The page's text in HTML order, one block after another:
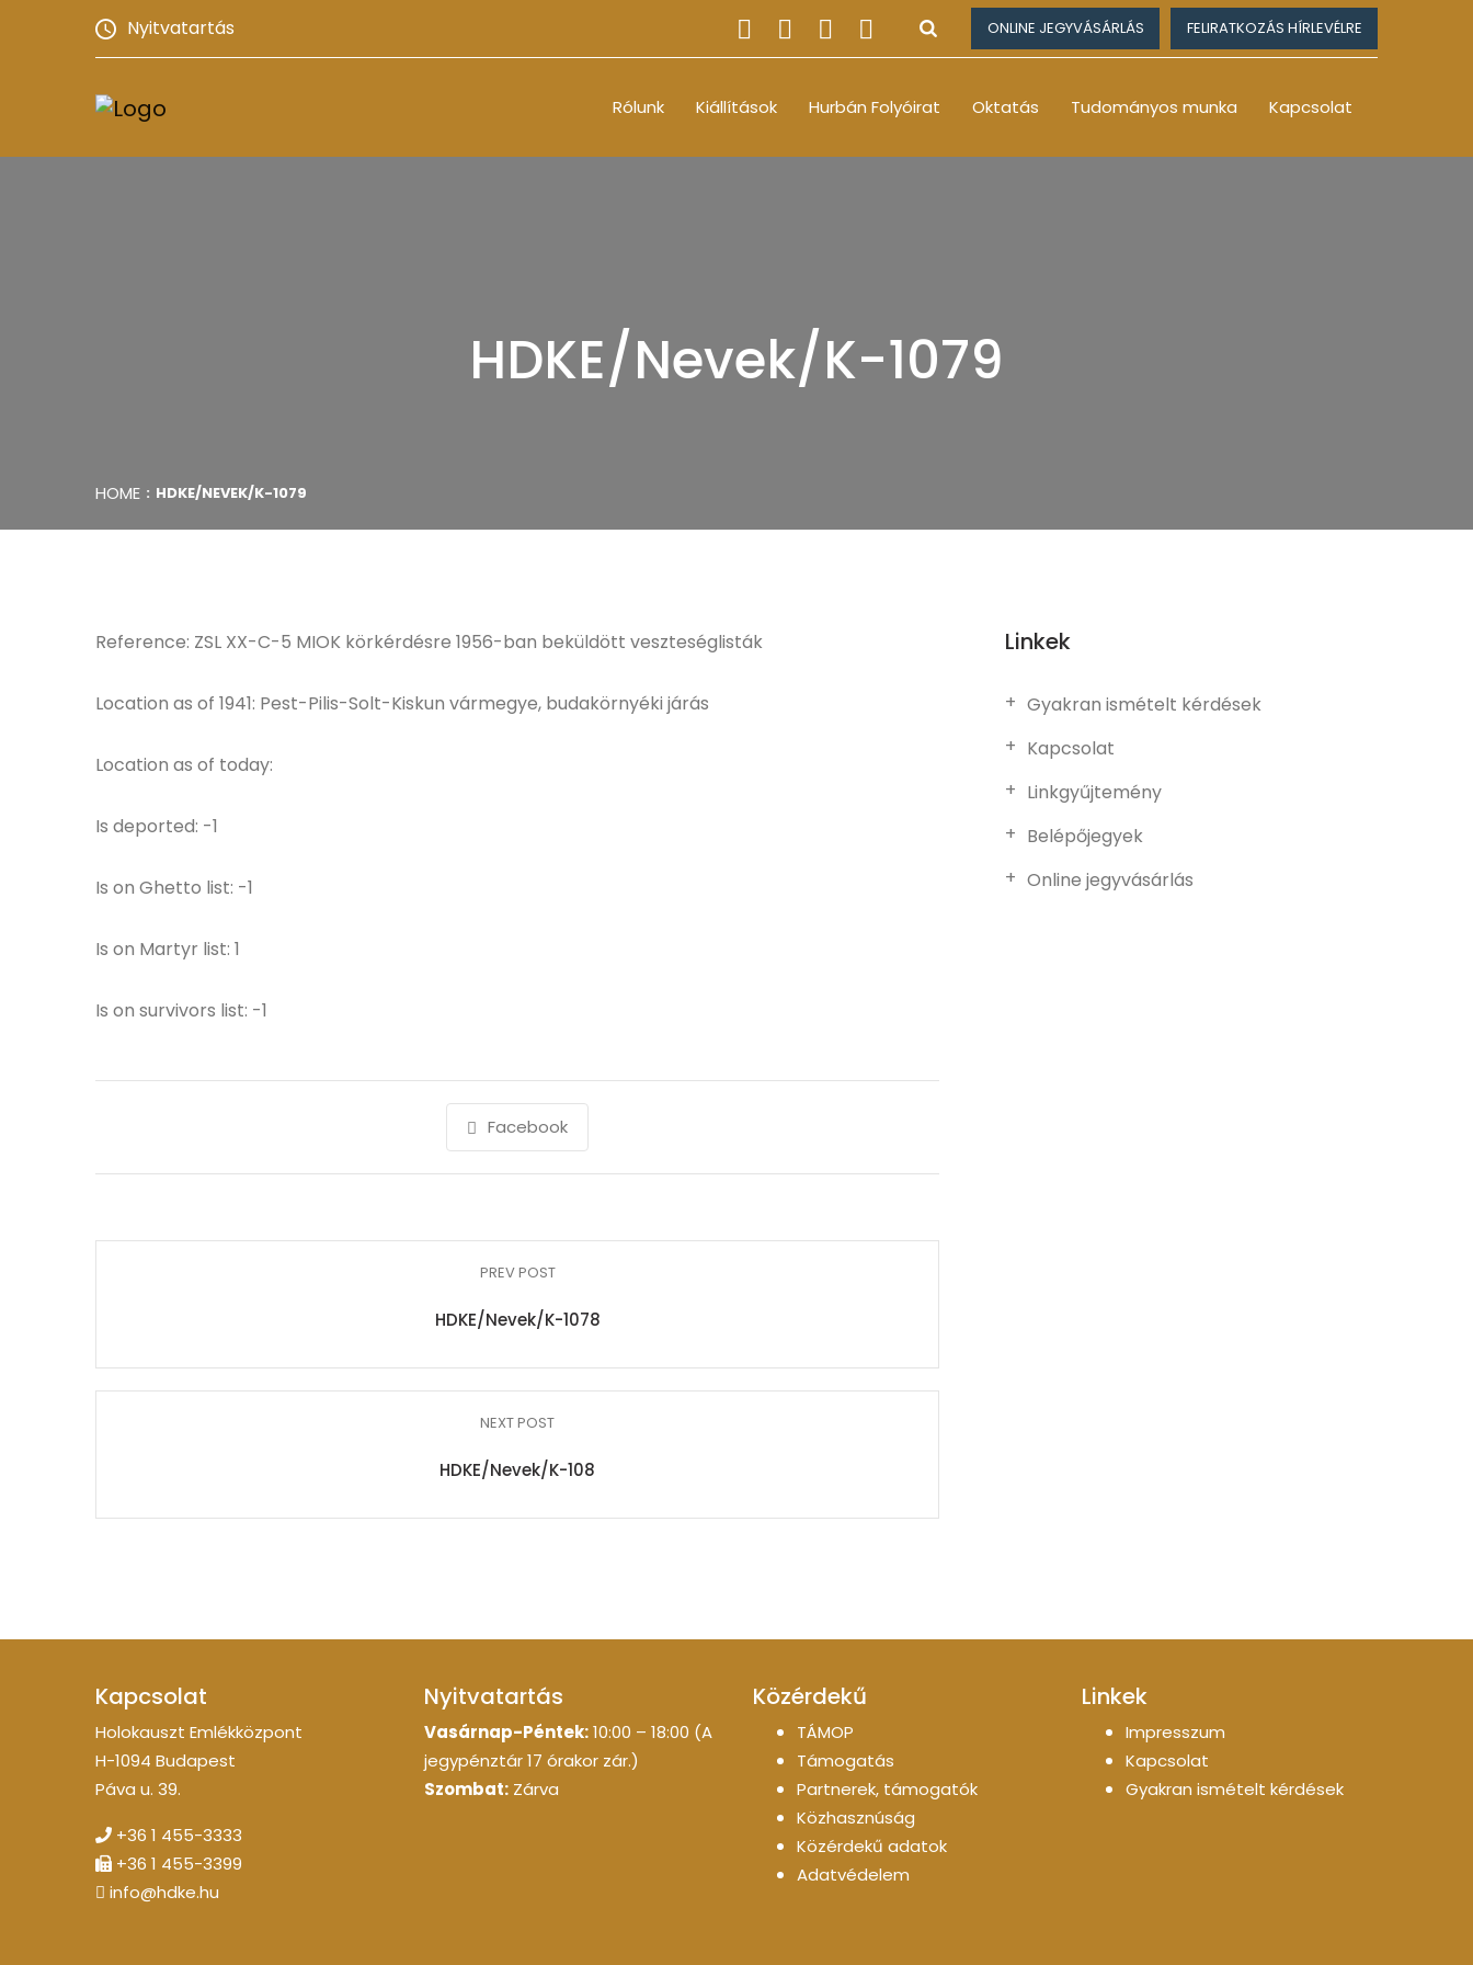
Nyitvatartás ONLINE JEGYVÁSÁRLÁS FELIRATKOZÁS HÍRLEVÉLRE
Rólunk Kiállítások Hurbán Folyóirat Oktatás Tudományos munka Kapcsolat
HDKE/Nevek/K-1079
HOME HDKE/NEVEK/K-1079
Reference: ZSL XX-C-5 MIOK körkérdésre 1956-ban beküldött veszteséglisták
Location as of 1941: Pest-Pilis-Solt-Kiskun vármegye, budakörnyéki járás
Location as of today:
Is deported: -1
Is on Ghetto list: -1
Is on Martyr list: 1
Is on survivors list: -1
Facebook
PREV POST
HDKE/Nevek/K-1078
NEXT POST
HDKE/Nevek/K-108
Linkek
Gyakran ismételt kérdések
Kapcsolat
Linkgyűjtemény
Belépőjegyek
Online jegyvásárlás
Kapcsolat
Holokauszt Emlékközpont
H-1094 Budapest
Páva u. 39.
+36 1 455-3333
+36 1 455-3399
info@hdke.hu
Nyitvatartás
Vasárnap-Péntek:10:00 – 18:00 (A
jegypénztár 17 órakor zár.)
Szombat: Zárva
Közérdekű
TÁMOP
Támogatás
Partnerek, támogatók
Közhasznúság
Közérdekű adatok
Adatvédelem
Linkek
Impresszum
Kapcsolat
Gyakran ismételt kérdések